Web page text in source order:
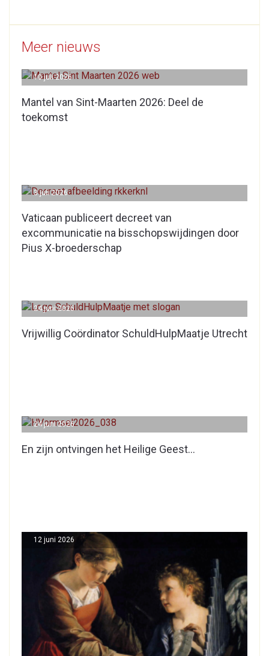
Meer nieuws
Mantel van Sint-Maarten 2026: Deel de
toekomst
10 juli 2026
Vaticaan publiceert decreet van
excommunicatie na bisschopswijdingen door
Pius X-broederschap
3 juli 2026
Vrijwillig Coördinator SchuldHulpMaatje Utrecht
24 juni 2026
En zijn ontvingen het Heilige Geest…
24 juni 2026
12 juni 2026